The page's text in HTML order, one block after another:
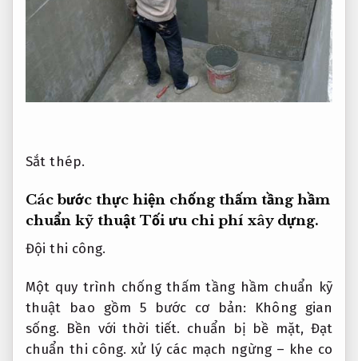
Sắt thép.
Các bước thực hiện chống thấm tầng hầm
chuẩn kỹ thuật Tối ưu chi phí xây dựng.
Đội thi công.
Một quy trình chống thấm tầng hầm chuẩn kỹ
thuật bao gồm 5 bước cơ bản: Không gian
sống. Bền với thời tiết. chuẩn bị bề mặt, Đạt
chuẩn thi công. xử lý các mạch ngừng – khe co